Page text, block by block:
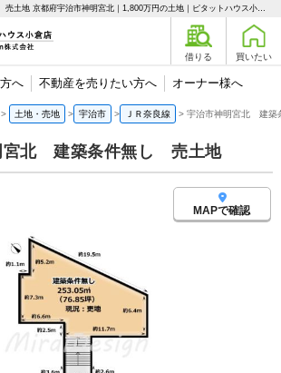
宇治市神明宮北 建築条件無し 売土地 京都府宇治市神明宮北｜1,800万円の土地｜ピタットハウス小倉店 未来Design株式会社
借りる 買いたい
へ 不動産を売りたい方へ オーナー様へ
土地・売地 宇治市 ＪＲ奈良線 宇治市神明宮北 建
宮北 建築条件無し 売土地
MAPで確認